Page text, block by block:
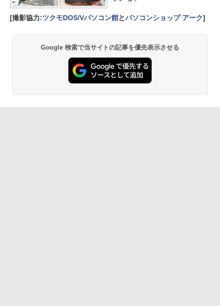
[撮影協力:ツクモDOS/Vパソコン館とパソコンショップ アーク]
Google 検索で当サイトの記事を優先表示させる